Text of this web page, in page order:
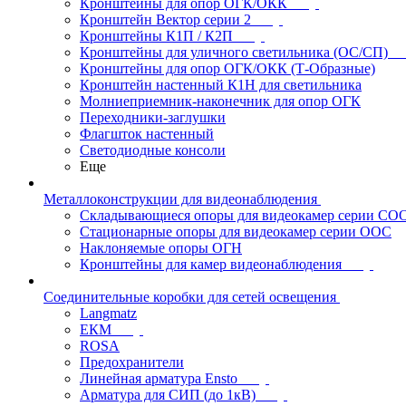
Кронштейны для опор ОГК/ОКК
Кронштейн Вектор серии 2
Кронштейны К1П / К2П
Кронштейны для уличного светильника (ОС/СП)
Кронштейны для опор ОГК/ОКК (Т-Образные)
Кронштейн настенный К1Н для светильника
Молниеприемник-наконечник для опор ОГК
Переходники-заглушки
Флагшток настенный
Светодиодные консоли
Еще
Металлоконструкции для видеонаблюдения
Складывающиеся опоры для видеокамер серии
Стационарные опоры для видеокамер серии ООС
Наклоняемые опоры ОГН
Кронштейны для камер видеонаблюдения
Соединительные коробки для сетей освещения
Langmatz
ЕКМ
ROSA
Предохранители
Линейная арматура Ensto
Арматура для СИП (до 1кВ)